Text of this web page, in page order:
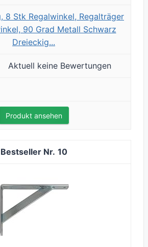
8 Stk Regalwinkel, Regalträger
90 Grad Metall Schwarz
Dreieckig...
Aktuell keine Bewertungen
Produkt ansehen
10